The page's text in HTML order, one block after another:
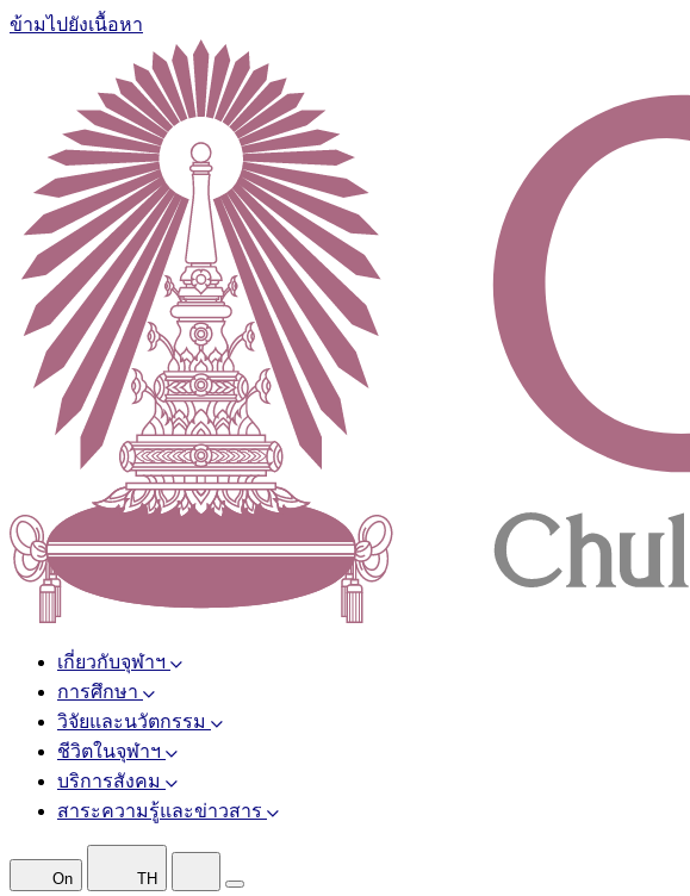
ข้ามไปยังเนื้อหา
เกี่ยวกับจุฬาฯ
การศึกษา
วิจัยและนวัตกรรม
ชีวิตในจุฬาฯ
บริการสังคม
สาระความรู้และข่าวสาร
On TH